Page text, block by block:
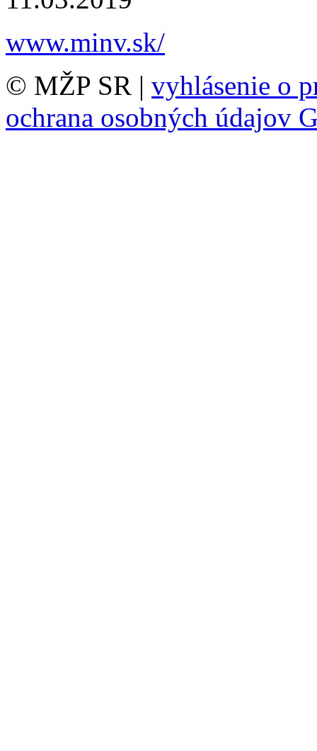
www.minv.sk/
© MŽP SR | vyhlásenie o
ochrana osobných údajov